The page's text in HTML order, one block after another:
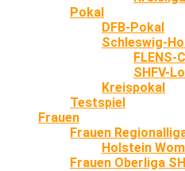
Pokal
DFB-Pokal
Schleswig-
FLENS-
SHFV-
Kreispokal
Testspiel
Frauen
Frauen
Holstein
Frauen Oberliga SH